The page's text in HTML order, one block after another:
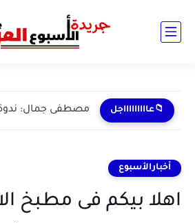
📁عاااااااااجل
أخبارالأسبوع
اهلا بيكم فى مطبخ